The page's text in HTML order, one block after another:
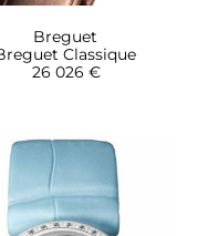
Breguet
Classique
26 026 €